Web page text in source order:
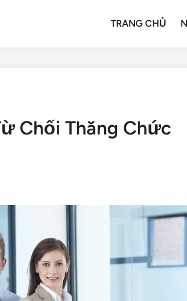
TRANG CHỦ
Chối Thăng Chức